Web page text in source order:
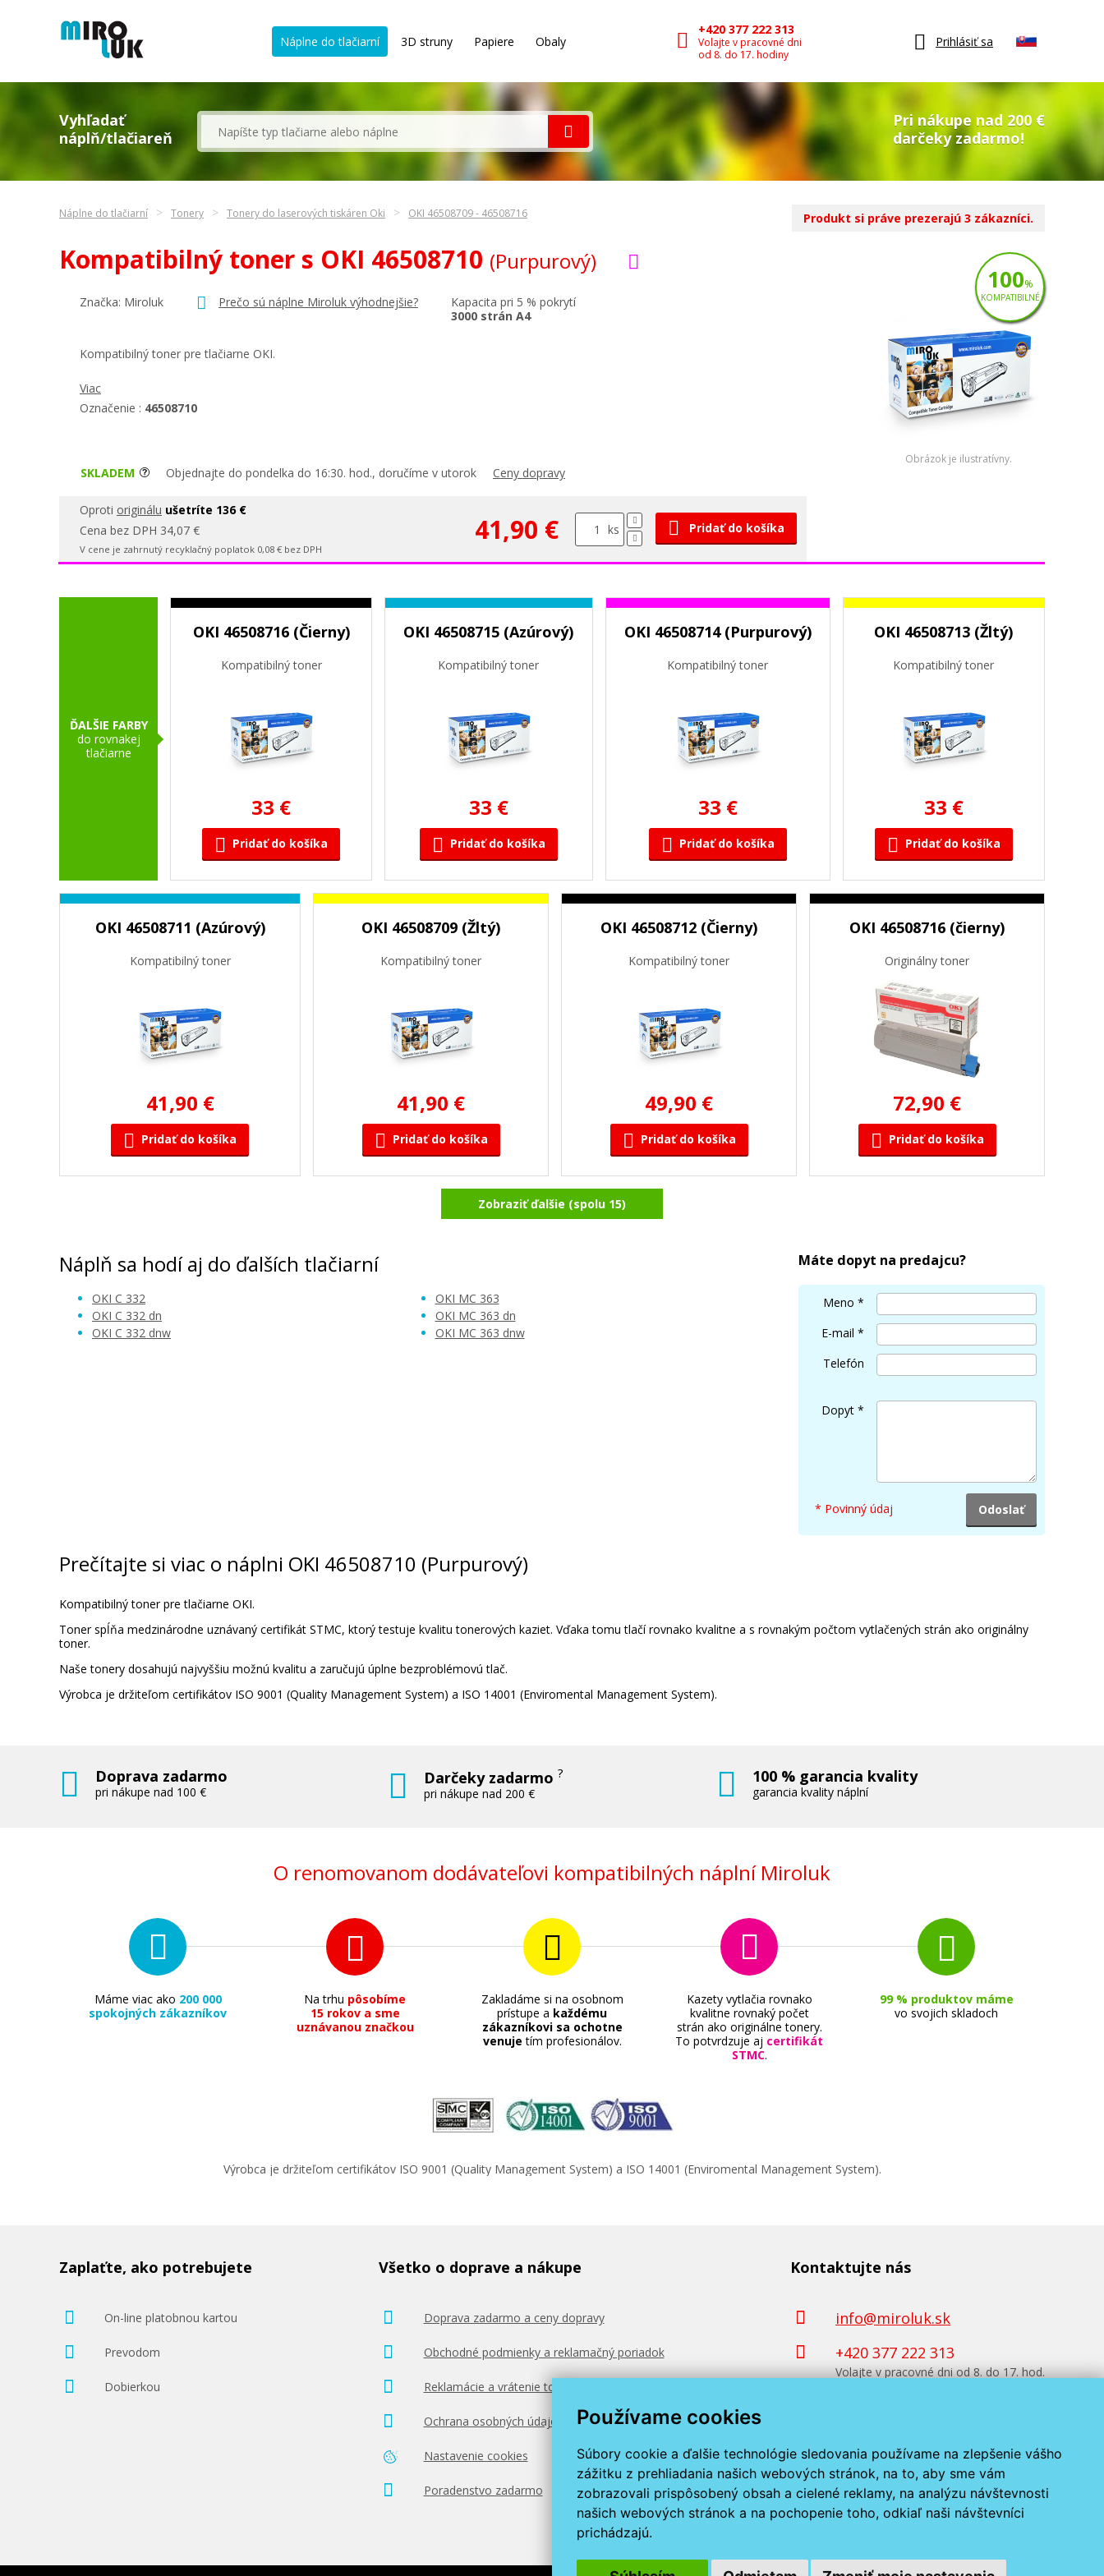
Používame cookies
Súbory cookie a ďalšie technológie sledovania používame na zlepšenie vášho
zážitku z prehliadania našich webových stránok, na to, aby sme vám
zobrazovali prispôsobený obsah a cielené reklamy, na analýzu návštevnosti
našich webových stránok a na pochopenie toho, odkiaľ naši návštevníci
prichádzajú.
Náplne do tlačiarní 3D struny Papiere Obaly
+420 377 222 313
Volajte v pracovné dni
od 8. do 17. hodiny
Prihlásiť sa
Vyhľadať
náplň/tlačiareň
Pri nákupe nad 200 €
darčeky zadarmo!
Náplne do tlačiarní Tonery Tonery do laserových tiskáren Oki OKI 46508709 - 46508716
Kompatibilný toner s OKI 46508710 (Purpurový)
Značka: Miroluk Prečo sú náplne Miroluk výhodnejšie?
Kapacita pri 5 % pokrytí
3000 strán A4
Kompatibilný toner pre tlačiarne OKI.
Viac
Označenie : 46508710
SKLADEM Objednajte do pondelka do 16:30. hod., doručíme v utorok Ceny dopravy
Oproti originálu ušetríte 136 €
Cena bez DPH 34,07 €
V cene je zahrnutý recyklačný poplatok 0,08 € bez DPH
41,90 € ks Pridať do košíka
Obrázok je ilustratívny.
100%
KOMPATIBILNÉ
Produkt si práve prezerajú 3 zákazníci.
ĎALŠIE FARBY
do rovnakej
tlačiarne
OKI 46508716 (Čierny)
Kompatibilný toner
33 €
Pridať do košíka
OKI 46508715 (Azúrový)
Kompatibilný toner
33 €
Pridať do košíka
OKI 46508714 (Purpurový)
Kompatibilný toner
33 €
Pridať do košíka
OKI 46508713 (Žltý)
Kompatibilný toner
33 €
Pridať do košíka
OKI 46508711 (Azúrový)
Kompatibilný toner
41,90 €
Pridať do košíka
OKI 46508709 (Žltý)
Kompatibilný toner
41,90 €
Pridať do košíka
OKI 46508712 (Čierny)
Kompatibilný toner
49,90 €
Pridať do košíka
OKI 46508716 (čierny)
Originálny toner
72,90 €
Pridať do košíka
Originálny toner
OKI 46508715 (Azúrový)
Originálny toner
OKI 46508714 (Purpurový)
Originálny toner
109,90 €
177,90 € 177,90 €
OKI 46508709 (Žltý)
Zobraziť ďalšie (spolu 15)
Náplň sa hodí aj do ďalších tlačiarní
OKI C 332
OKI C 332 dn
OKI C 332 dnw
OKI MC 363
OKI MC 363 dn
OKI MC 363 dnw
Máte dopyt na predajcu?
Meno *
E-mail *
Telefón
Dopyt *
* Povinný údaj
Prečítajte si viac o náplni OKI 46508710 (Purpurový)
Kompatibilný toner pre tlačiarne OKI.
Toner spĺňa medzinárodne uznávaný certifikát STMC, ktorý testuje kvalitu tonerových kaziet. Vďaka tomu tlačí rovnako kvalitne a s rovnakým počtom vytlačených strán ako originálny
toner.
Naše tonery dosahujú najvyššiu možnú kvalitu a zaručujú úplne bezproblémovú tlač.
Výrobca je držiteľom certifikátov ISO 9001 (Quality Management System) a ISO 14001 (Enviromental Management System).
Doprava zadarmo
pri nákupe nad 100 €
Darčeky zadarmo?
pri nákupe nad 200 €
100 % garancia kvality
garancia kvality náplní
O renomovanom dodávateľovi kompatibilných náplní Miroluk
Máme viac ako 200 000
spokojných zákazníkov
Na trhu pôsobíme
15 rokov a sme
uznávanou značkou
Zakladáme si na osobnom
prístupe a každému
zákazníkovi sa ochotne
venuje tím profesionálov.
Kazety vytlačia rovnako
kvalitne rovnaký počet
strán ako originálne tonery.
To potvrdzuje aj certifikát
STMC.
99 % produktov máme
vo svojich skladoch
Výrobca je držiteľom certifikátov ISO 9001 (Quality Management System) a ISO 14001 (Enviromental Management System).
Zaplaťte, ako potrebujete
On-line platobnou kartou
Prevodom
Dobierkou
Všetko o doprave a nákupe
Doprava zadarmo a ceny dopravy
Obchodné podmienky a reklamačný poriadok
Reklamácie a vrátenie tovaru
Ochrana osobných údajov
Nastavenie cookies
Poradenstvo zadarmo
Kontaktujte nás
info@miroluk.sk
+420 377 222 313
Volajte v pracovné dni od 8. do 17. hod.